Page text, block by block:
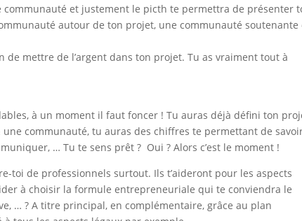
communauté et justement le picth te permettra de présenter
autour de ton projet, une communauté soutenante
de mettre de l’argent dans ton projet. Tu as vraiment tout à
à un moment il faut foncer ! Tu auras déjà défini ton
communauté, tu auras des chiffres te permettant de
… Tu te sens prêt ? Oui ? Alors c’est le moment !
toi de professionnels surtout. Ils t’aideront pour les aspects
à choisir la formule entrepreneuriale qui te conviendra le
… ? A titre principal, en complémentaire, grâce au plan